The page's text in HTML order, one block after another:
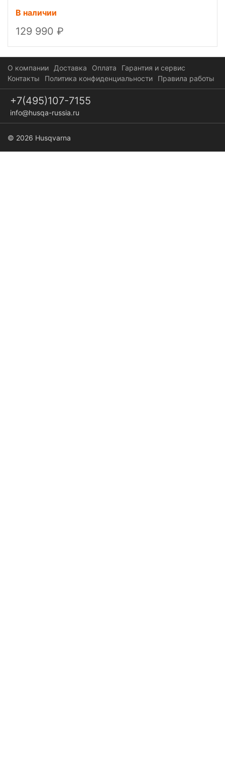
В наличии
129 990
О компании Доставка Оплата
Гарантия и сервис
Контакты
Политика конфиденциальности Правила работы
+7(495)107-7155
info@husqa-russia.ru
© 2026 Husqvarna